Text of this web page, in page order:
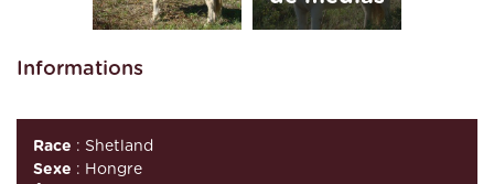
Informations
Race : Shetland
Sexe : Hongre